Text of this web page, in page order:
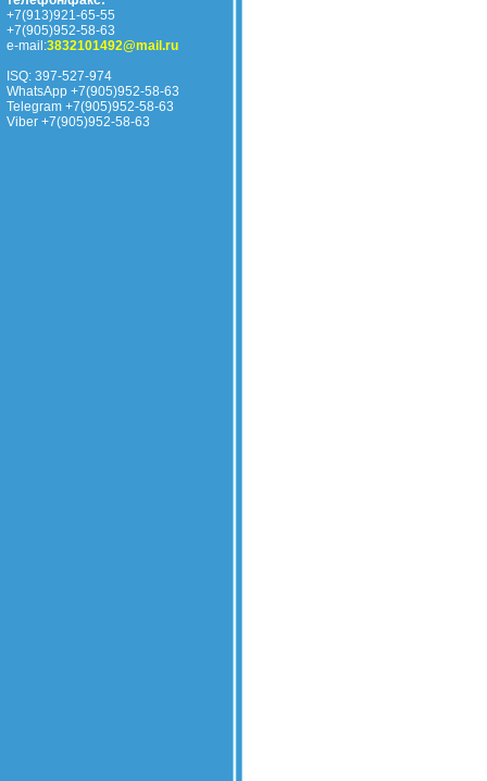
+7(913)921-65-55
+7(905)952-58-63
e-mail:3832101492@mail.ru
ISQ: 397-527-974
WhatsApp +7(905)952-58-63
Telegram +7(905)952-58-63
Viber +7(905)952-58-63